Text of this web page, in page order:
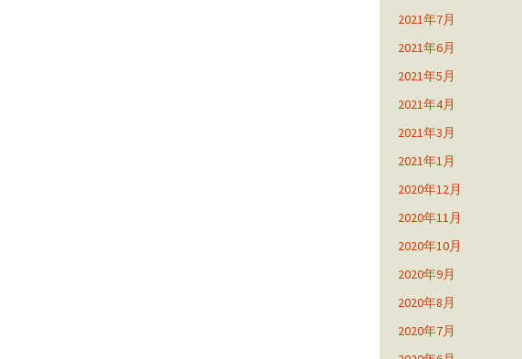
2021年7月
2021年6月
2021年5月
2021年4月
2021年3月
2021年1月
2020年12月
2020年11月
2020年10月
2020年9月
2020年8月
2020年7月